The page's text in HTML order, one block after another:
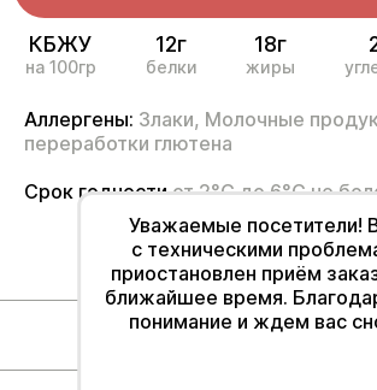
КБЖУ
на 100гр
12г
белки
18г
жиры
Аллергены: Злаки, Молочные
переработки глютена
Срок годностиот 2°С до 6°С не
Для клиентов
Уважаемые посетители!
с техническими
приостановлен приём
ближайшее время.
понимание и ждем вас